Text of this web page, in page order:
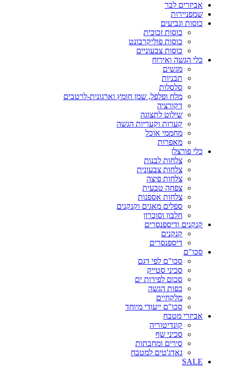
אביזרים לבר
שמפניירות
כוסות וגביעים
כוסות זכוכית
כוסות פוליקרבונט
כוסות צבעוניים
כלי הגשה ואירוח
מגשים
תבניות
סלסלות
מלח ופלפל, שמן חומץ וארגונית-לרטבים
דקורציה
שילוט לתצוגה
קערות וקעריות הגשה
מחממי אוכל
מאפרות
כלי פורצלן
צלחות לבנות
צלחות צבעונית
צלחות פיצה
צפחה טבעית
צלחות אספנות
ספלים מאגים וקנקנים
חלבון וסוכרון
קנקנים ודיספנסרים
קנקנים
דיספנסרים
סכו"ם
סכו"ם לפי דגם
סכיני סטייק
סכום לפירות ים
כפות הגשה
מלקחיים
סכו"ם ייעודי מיוחד
אביזרי מטבח
קונדיטוריה
סכיני שף
סירים ומחבתות
גאדג'טים למטבח
SALE